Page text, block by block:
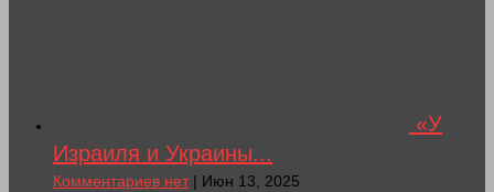
«У
Израиля и Украины...
Комментариев нет| Июн 13, 2025